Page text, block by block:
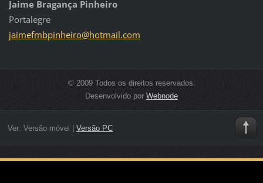
Jaime Bragança Pinheiro
Portalegre
jaimefmbpinheiro@hotmail.com
© 2009 Todos os direitos reservados.
Desenvolvido por Webnode
Ver: Versão móvel Versão PC